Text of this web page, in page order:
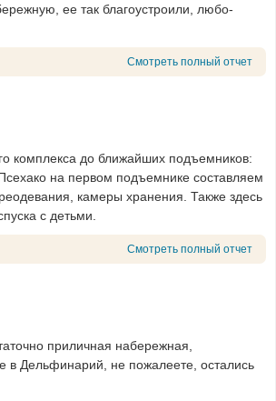
ее так благоустроили, любо-
Смотреть полный отчет
комплекса до ближайших подъемников:
на первом подъемнике составляем
камеры хранения. Также здесь
с детьми.
Смотреть полный отчет
приличная набережная,
в Дельфинарий, не пожалеете, остались